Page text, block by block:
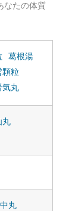
なたの体質
葛根湯
顆粒
気丸
丸
丸